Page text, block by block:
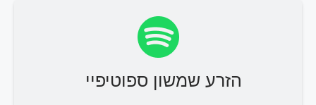
הזרע שמשון ספוטיפיי